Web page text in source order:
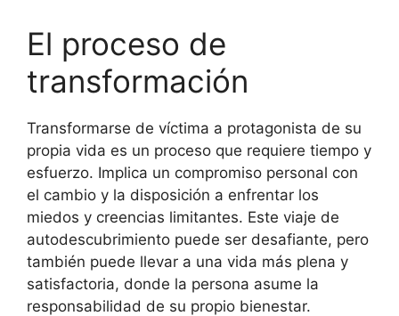
El proceso de
transformación
Transformarse de víctima a protagonista de su
propia vida es un proceso que requiere tiempo y
esfuerzo. Implica un compromiso personal con
el cambio y la disposición a enfrentar los
miedos y creencias limitantes. Este viaje de
autodescubrimiento puede ser desafiante, pero
también puede llevar a una vida más plena y
satisfactoria, donde la persona asume la
responsabilidad de su propio bienestar.